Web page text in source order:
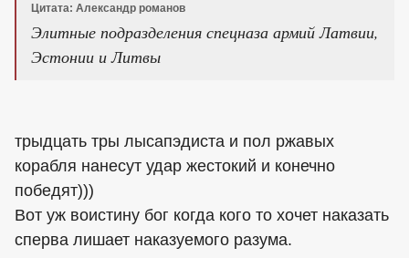
Цитата: Александр романов
Элитные подразделения спецназа армий Латвии,
Эстонии и Литвы
трыдцать тры лысапэдиста и пол ржавых
корабля нанесут удар жестокий и конечно
победят)))
Вот уж воистину бог когда кого то хочет наказать
сперва лишает наказуемого разума.